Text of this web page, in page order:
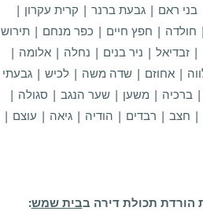
בני ראם | גבעת ברנר | קרית עקרון |
חולדה | חפץ חיים | כפר מנחם | תירוש
| זבדיאל | ניר בנים | נחלה | אלומה |
| אחוזם | שדה משה | לכיש | גבעתי
| ברכיה | משען | שער הנגב | סגולה |
| חצב | רבדים | הודיה | גיאה | עוצם |
תכולת דירה בבית שמש: